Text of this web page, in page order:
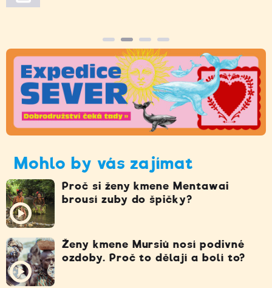
Mohlo by vás zajímat
Proč si ženy kmene Mentawai
brousí zuby do špičky?
Ženy kmene Mursiů nosí podivné
ozdoby. Proč to dělají a bolí to?